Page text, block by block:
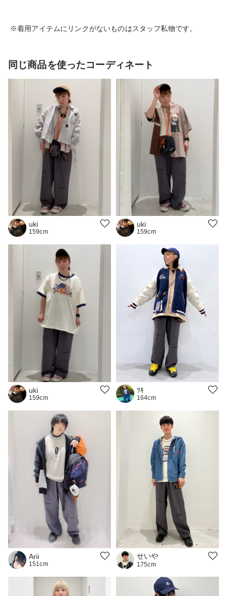
※着用アイテムにリンクがないものはスタッフ私物です。
同じ商品を使ったコーディネート
uki
159cm
uki
159cm
uki
159cm
ﾂｷ
164cm
Arii
151cm
せいや
175cm